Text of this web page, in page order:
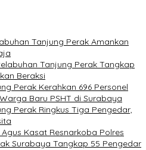
Tanjung Perak Amankan
Tanjung Perak Tangkap
Beraksi
Perak Kerahkan 696 Personel
Baru PSHT di Surabaya
Perak Ringkus Tiga Pengedar,
Kasat Resnarkoba Polres
Surabaya Tangkap 55 Pengedar